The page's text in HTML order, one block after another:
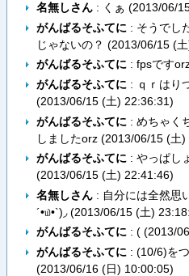
名無しさん: くぁ (2013/06/
がんばるそふてに : そうでし
じゃないの？ (2013/06/15 (
がんばるそふてに: fpsです
がんばるそふてに : ｑｒはり
(2013/06/15 (土) 22:36:31)
がんばるそふてに : めちゃく
しましたorz (2013/06/15 (土)
がんばるそふてに : やっぱし
(2013/06/15 (土) 22:41:46)
名無しさん: 自分には全然思
´•௰•`)◞ (2013/06/15 (土)
がんばるそふてに: ( (2013/
がんばるそふてに : (10/6)を
(2013/06/16 (日) 10:00:05)